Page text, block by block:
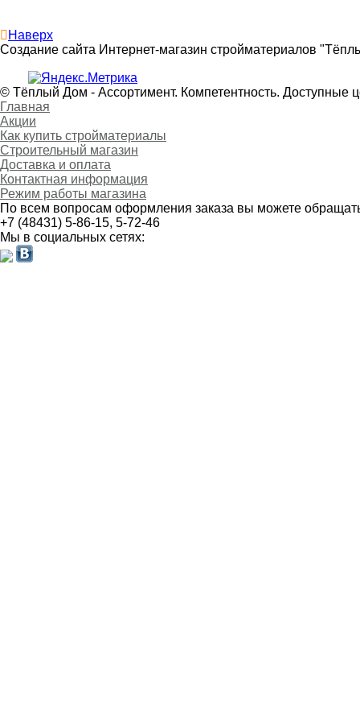
Наверх
Создание сайта Интернет-магазин стройматериалов
© Тёплый Дом - Ассортимент. Компетентность. Доступные
Главная
Акции
Как купить стройматериалы
Строительный магазин
Доставка и оплата
Контактная информация
Режим работы магазина
По всем вопросам оформления заказа вы можете
+7 (48431) 5-86-15, 5-72-46
Мы в социальных сетях: